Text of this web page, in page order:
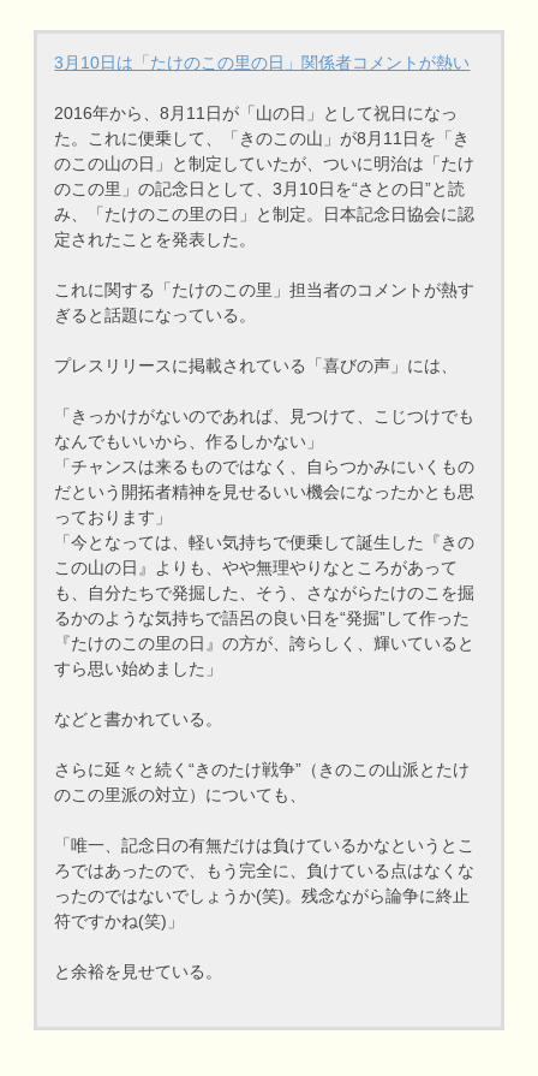
3月10日は「たけのこの里の日」関係者コメントが熱い
2016年から、8月11日が「山の日」として祝日になっ
た。これに便乗して、「きのこの山」が8月11日を「き
のこの山の日」と制定していたが、ついに明治は「たけ
のこの里」の記念日として、3月10日を“さとの日”と読
み、「たけのこの里の日」と制定。日本記念日協会に認
定されたことを発表した。
これに関する「たけのこの里」担当者のコメントが熱す
ぎると話題になっている。
プレスリリースに掲載されている「喜びの声」には、
「きっかけがないのであれば、見つけて、こじつけでも
なんでもいいから、作るしかない」
「チャンスは来るものではなく、自らつかみにいくもの
だという開拓者精神を見せるいい機会になったかとも思
っております」
「今となっては、軽い気持ちで便乗して誕生した『きの
この山の日』よりも、やや無理やりなところがあって
も、自分たちで発掘した、そう、さながらたけのこを掘
るかのような気持ちで語呂の良い日を“発掘”して作った
『たけのこの里の日』の方が、誇らしく、輝いていると
すら思い始めました」
などと書かれている。
さらに延々と続く“きのたけ戦争”（きのこの山派とたけ
のこの里派の対立）についても、
「唯一、記念日の有無だけは負けているかなというとこ
ろではあったので、もう完全に、負けている点はなくな
ったのではないでしょうか(笑)。残念ながら論争に終止
符ですかね(笑)」
と余裕を見せている。